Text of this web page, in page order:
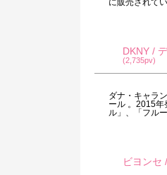
に販売されて
DKNY /
(2,735pv)
ダナ・キャラ
ール 。2015年
ル」、「フル
ビヨンセ